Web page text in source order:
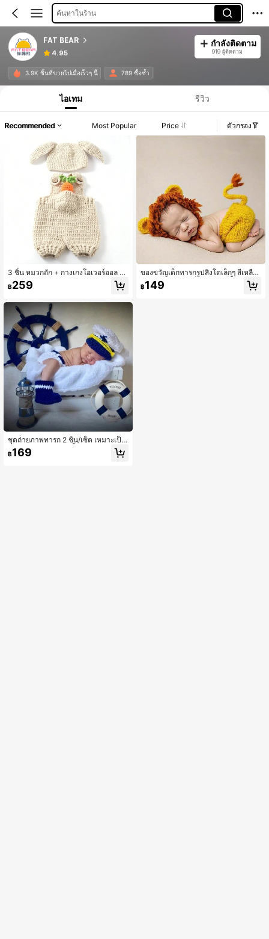
ค้นหาในร้าน
FAT BEAR
4.95
กำลังติดตาม
919 ผู้ติดตาม
3.9K ชิ้นที่ขายไปเมื่อเร็วๆ นี้ 789 ซื้อซ้ำ
ไอเทม รีวิว
Recommended Most Popular Price ตัวกรอง
3 ชิ้น หมวกถัก + กางเกงโอเวอร์ออล +
ตุ๊กตาแครอท เซต (สีอัปริคอต) สำหรับอ
าบน้ำ/ถ่ายภาพ/ของขวัญวันเกิด หรือข
ตกแต่งงานวันเกิด ของขวัญวันเกิด ของ
ขวัญวันอีสเตอร์ สำหรับเด็กผู้หญิง/ผู้ชา
฿259
ชุดถ่ายภาพทารก 2 ชิ้น/เซ็ต เหมาะเป็น
ของขวัญสำหรับอาบน้ำทารก เทศกาลอี
สเตอร์ สำหรับเด็กผู้หญิง/เด็กผู้ชาย
฿169
ของขวัญเด็กทารกรูปสิงโตเล็กๆ สีเหลือง
ของขวัญสำหรับเด็กแรกเกิด เสื้อผ้าฉลอ
งเหตุการณ์การ์ตูน ของขวัญตกแต่งครอ
฿149